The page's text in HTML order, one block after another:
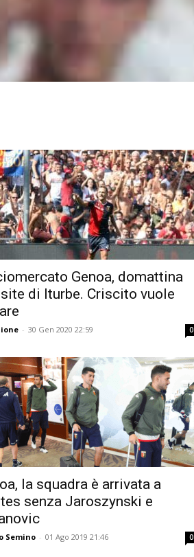
Genoa, domattina
di Iturbe. Criscito vuole
- 30 Gen 2020 22:59 0
la squadra è arrivata a
senza Jaroszynski e
Semino - 01 Ago 2019 21:46 0